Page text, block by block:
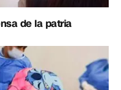
de la patria